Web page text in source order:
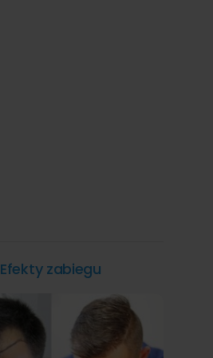
Efekty zabiegu